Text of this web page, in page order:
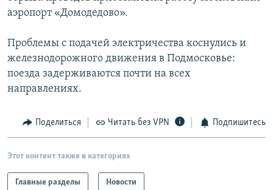
Все сайты РСЕ/РС
аэропорт «Домодедово».
Проблемы с подачей электричества коснулись и
железнодорожного движения в Подмосковье:
поезда задерживаются почти на всех
направлениях.
Поделиться Читать без VPN Подпишитесь
Этот контент также в категориях
Главные разделы Новости